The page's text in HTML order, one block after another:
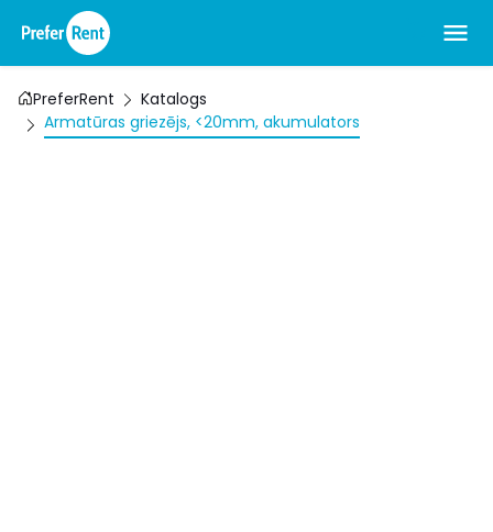
PreferRent
Katalogs
Armatūras griezējs, <20mm, akumulators